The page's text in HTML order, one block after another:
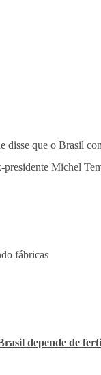
disse que o Brasil
Michel
fábricas
depende de